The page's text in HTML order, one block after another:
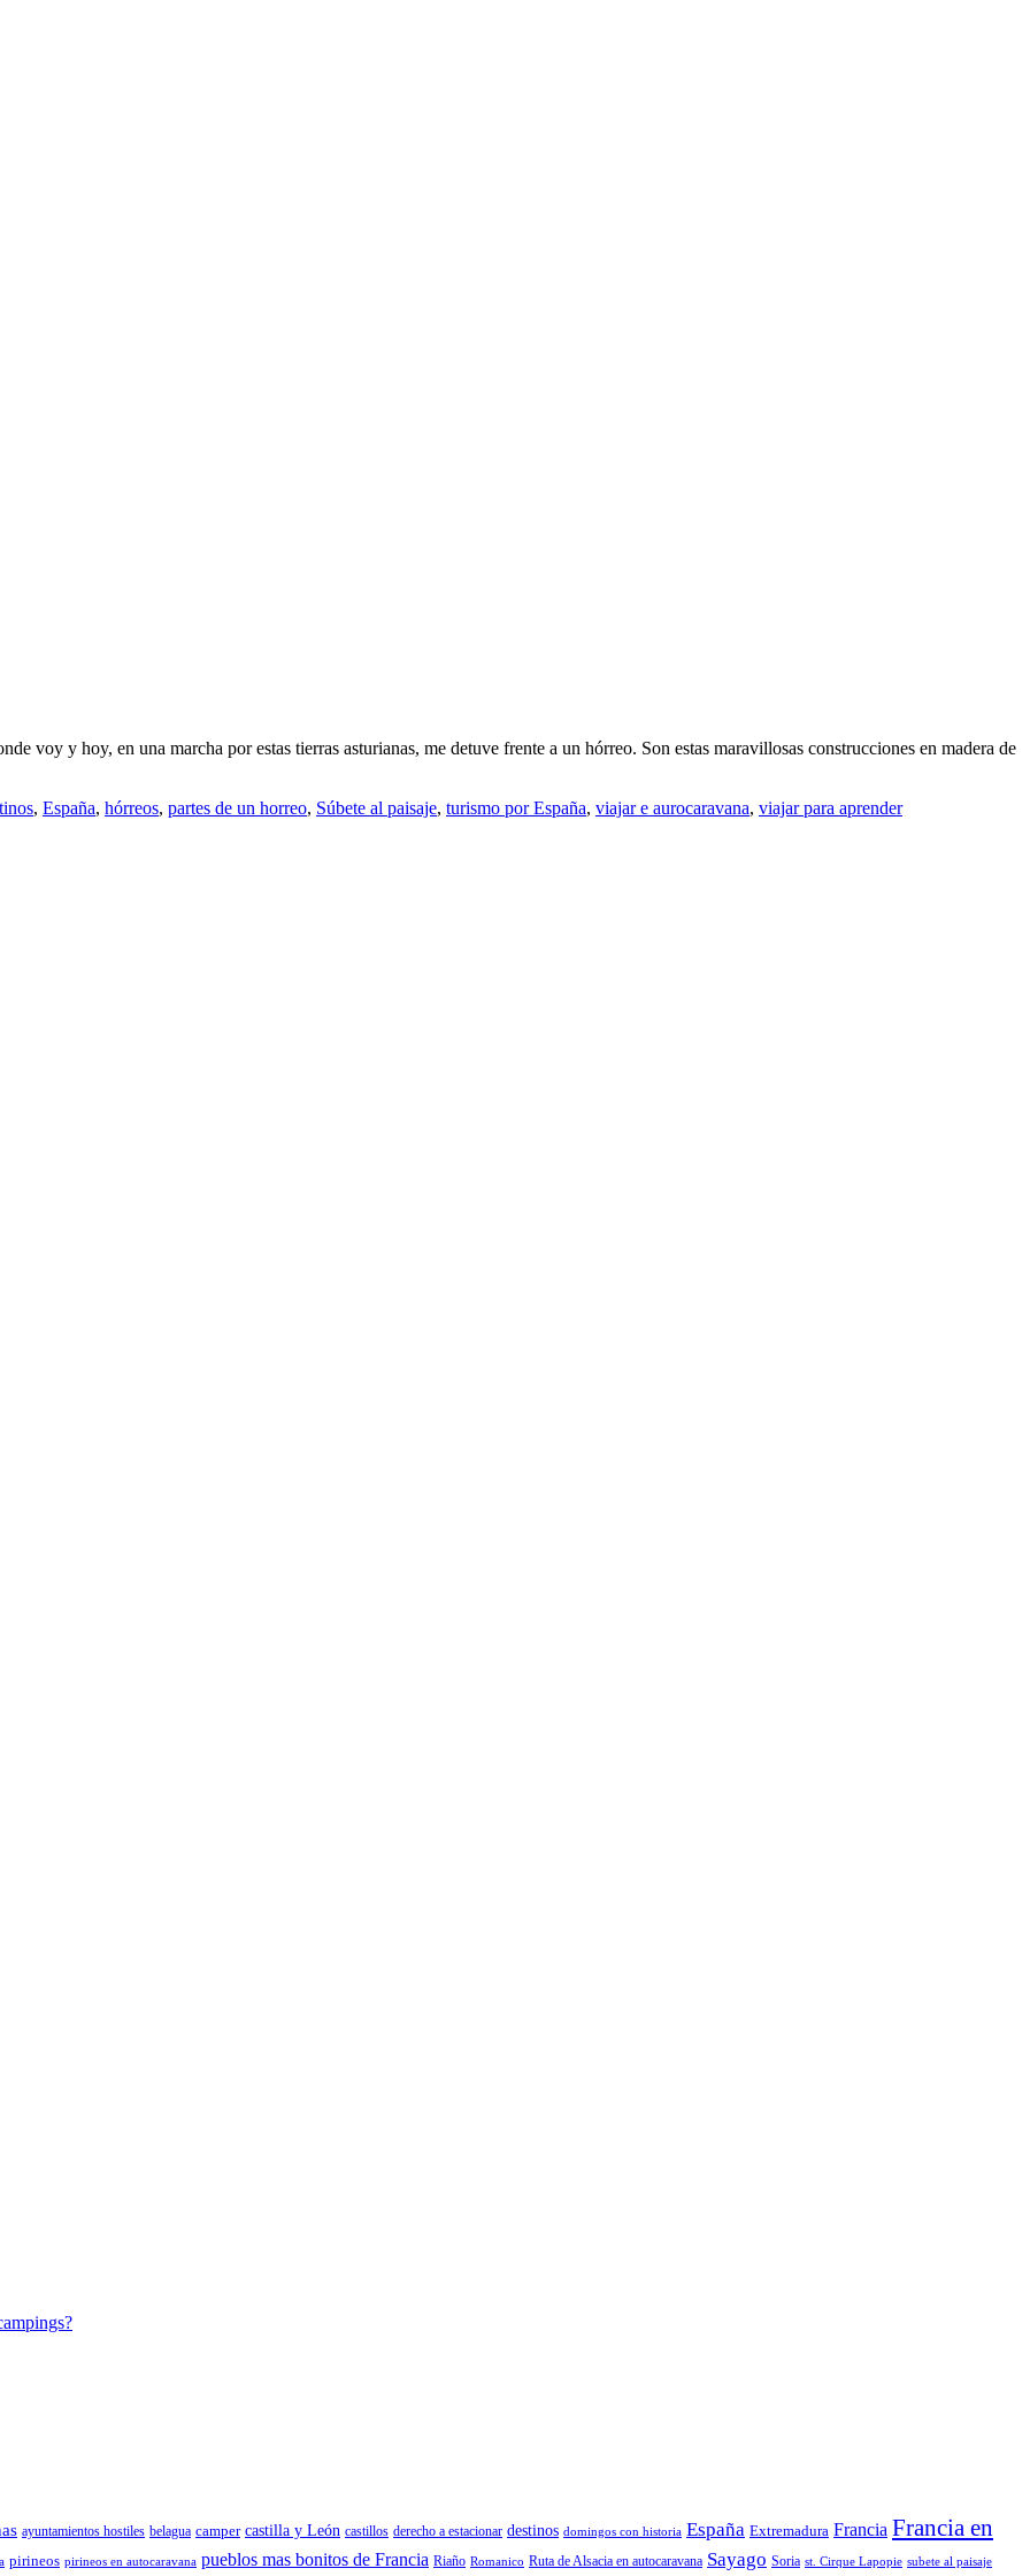
voy y hoy, en una marcha por estas tierras asturianas, me detuve frente a un hórreo. Son estas maravillosas construcciones en madera de
, España, hórreos, partes de un horreo, Súbete al paisaje, turismo por España, viajar e aurocaravana, viajar para aprender
ayuntamientos hostiles belagua camper castilla y León castillos derecho a estacionar destinos domingos con historia España Extremadura Francia Francia en
pirineos pirineos en autocaravana pueblos mas bonitos de Francia Riaño Romanico Ruta de Alsacia en autocaravana Sayago Soria st. Cirque Lapopie subete al paisaje